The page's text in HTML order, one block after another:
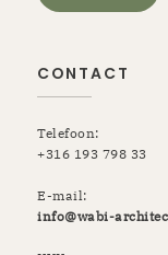
CONTACT
Telefoon:
+316 193 798 33
E-mail:
info@wabi-